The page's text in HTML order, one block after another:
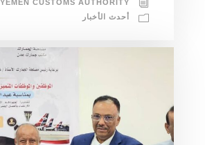
YEMEN CUSTOMS AUTHORITY
أحدث الأخبار